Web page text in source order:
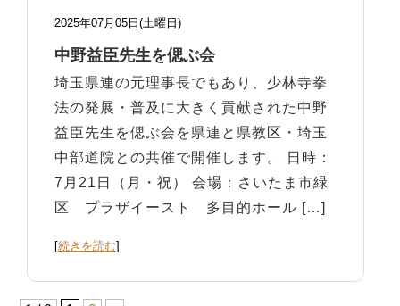
2025年07月05日(土曜日)
中野益臣先生を偲ぶ会
埼玉県連の元理事長でもあり、少林寺拳
法の発展・普及に大きく貢献された中野
益臣先生を偲ぶ会を県連と県教区・埼玉
中部道院との共催で開催します。 日時：
7月21日（月・祝） 会場：さいたま市緑
区 プラザイースト 多目的ホール […]
[続きを読む]